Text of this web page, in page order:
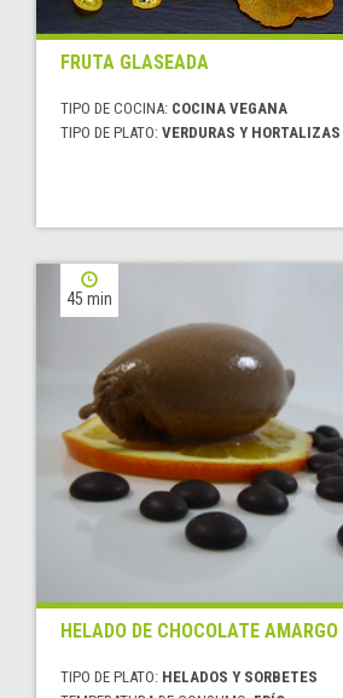
FRUTA GLASEADA
TIPO DE COCINA: COCINA VEGANA
TIPO DE PLATO: VERDURAS Y HORTALIZAS
45 min
HELADO DE CHOCOLATE
TIPO DE PLATO: HELADOS Y SORBETES